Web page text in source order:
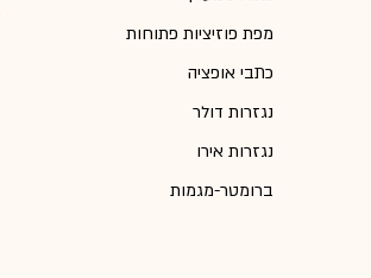
מפת פוזיציות פתוחות
כתבי אופציה
נגזרות דולר
נגזרות אירו
ברומטר-מגמות